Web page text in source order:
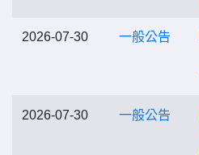
2026-07-30 一般公告
2026-07-30 一般公告